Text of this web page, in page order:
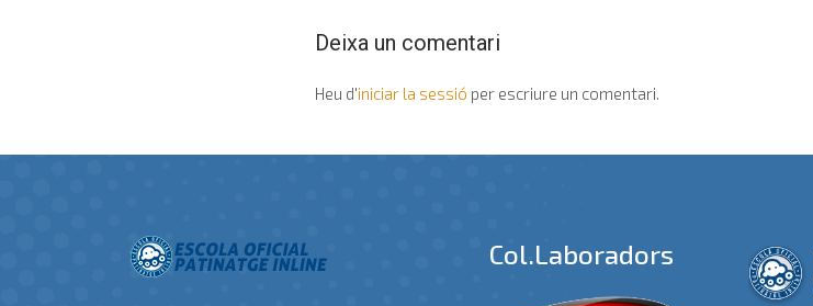
Deixa un comentari
Heu d'iniciar la sessió per escriure un comentari.
Col.laboradors